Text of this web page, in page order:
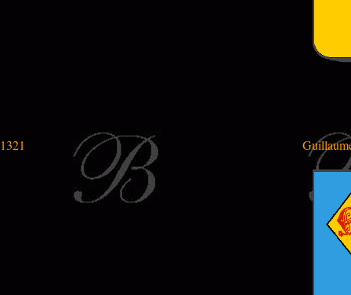
1321